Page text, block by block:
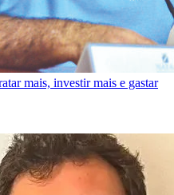
mais, investir mais e gastar